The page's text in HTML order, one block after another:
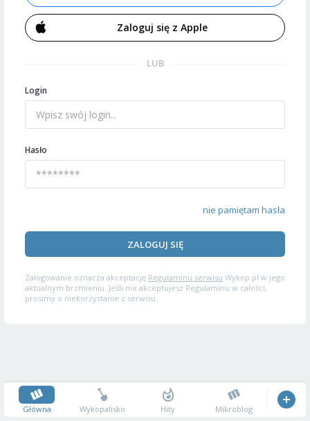
Zaloguj się z Apple
LUB
Login
Hasło
nie pamiętam hasła
ZALOGUJ SIĘ
Zalogowanie oznacza akceptację Regulaminu serwisu Wykop.pl w jego
aktualnym brzmieniu. Jeśli nie akceptujesz Regulaminu w całości,
prosimy o niekorzystanie z serwisu.
Główna Wykopalisko Hity Mikroblog